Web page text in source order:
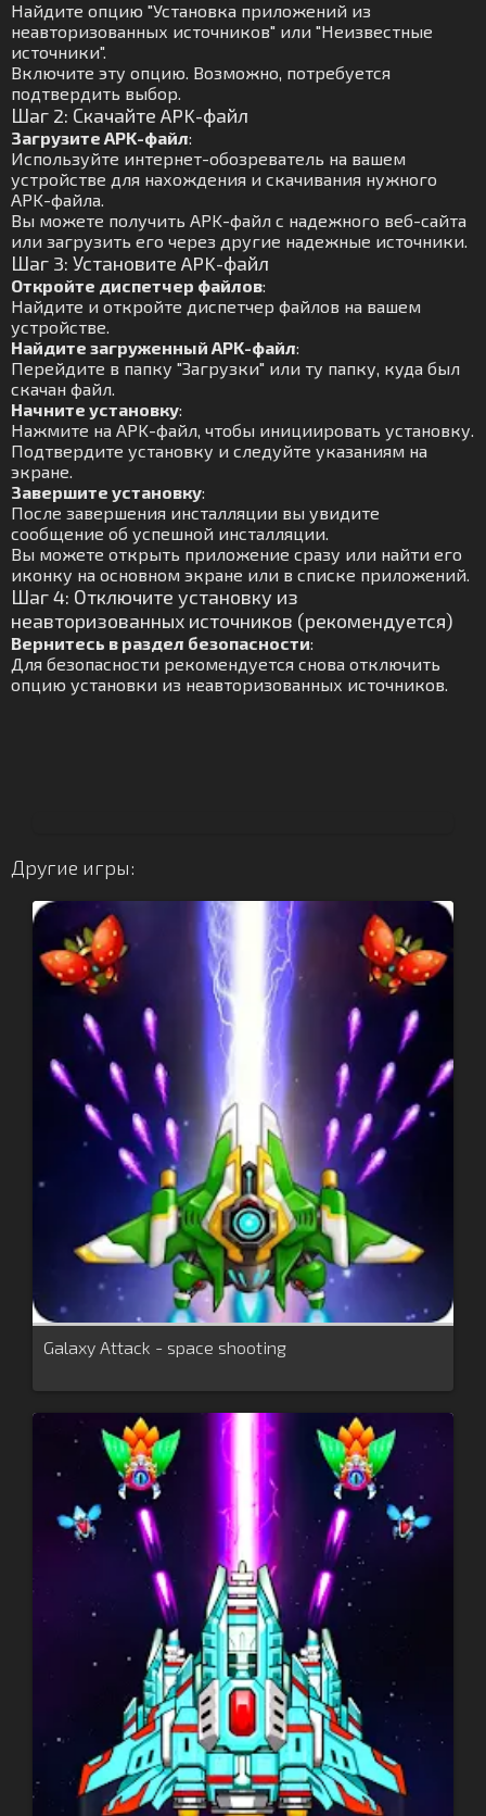
Найдите опцию "Установка приложений из
неавторизованных источников" или "Неизвестные
источники".
Включите эту опцию. Возможно, потребуется
подтвердить выбор.
Шаг 2: Скачайте APK-файл
Загрузите APK-файл:
Используйте интернет-обозреватель на вашем
устройстве для нахождения и скачивания нужного
APK-файла.
Вы можете получить APK-файл с надежного веб-сайта
или загрузить его через другие надежные источники.
Шаг 3: Установите APK-файл
Откройте диспетчер файлов:
Найдите и откройте диспетчер файлов на вашем
устройстве.
Найдите загруженный APK-файл:
Перейдите в папку "Загрузки" или ту папку, куда был
скачан файл.
Начните установку:
Нажмите на APK-файл, чтобы инициировать установку.
Подтвердите установку и следуйте указаниям на
экране.
Завершите установку:
После завершения инсталляции вы увидите
сообщение об успешной инсталляции.
Вы можете открыть приложение сразу или найти его
иконку на основном экране или в списке приложений.
Шаг 4: Отключите установку из
неавторизованных источников (рекомендуется)
Вернитесь в раздел безопасности:
Для безопасности рекомендуется снова отключить
опцию установки из неавторизованных источников.
Другие игры:
Galaxy Attack - space shooting